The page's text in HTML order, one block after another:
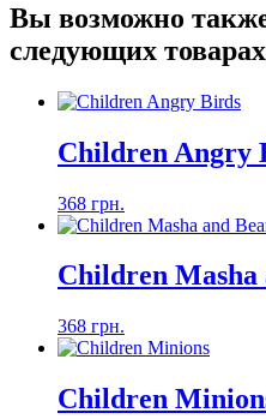
Вы возможно
следующих товарах
Children Angry
368 грн.
Children Masha
368 грн.
Children